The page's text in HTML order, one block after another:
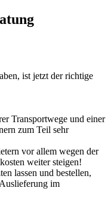
ist jetzt der richtige
Transportwege und einer
zum Teil sehr
vor allem wegen der
weiter steigen!
lassen und bestellen,
im